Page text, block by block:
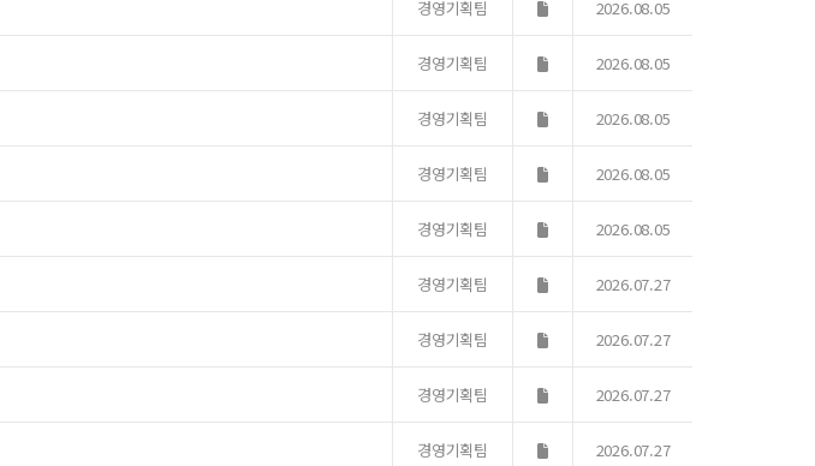
경영기획팀 2026.08.05
경영기획팀 2026.08.05
경영기획팀 2026.08.05
경영기획팀 2026.08.05
경영기획팀 2026.08.05
경영기획팀 2026.07.27
경영기획팀 2026.07.27
경영기획팀 2026.07.27
경영기획팀 2026.07.27